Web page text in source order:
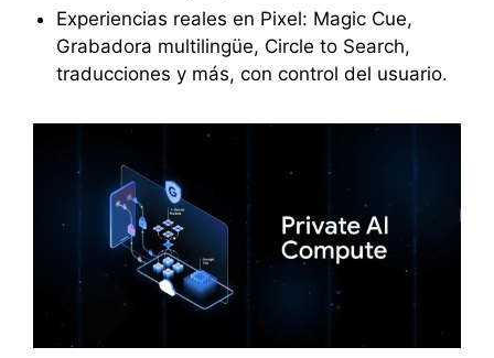
Experiencias reales en Pixel: Magic Cue,
Grabadora multilingüe, Circle to Search,
traducciones y más, con control del usuario.